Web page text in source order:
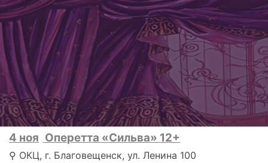
4 ноя Оперетта «Сильва» 12+
⚲ ОКЦ, г. Благовещенск, ул. Ленина 100